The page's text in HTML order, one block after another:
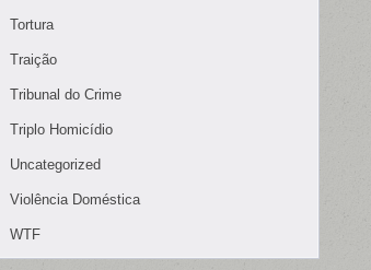
Tortura
Traição
Tribunal do Crime
Triplo Homicídio
Uncategorized
Violência Doméstica
WTF